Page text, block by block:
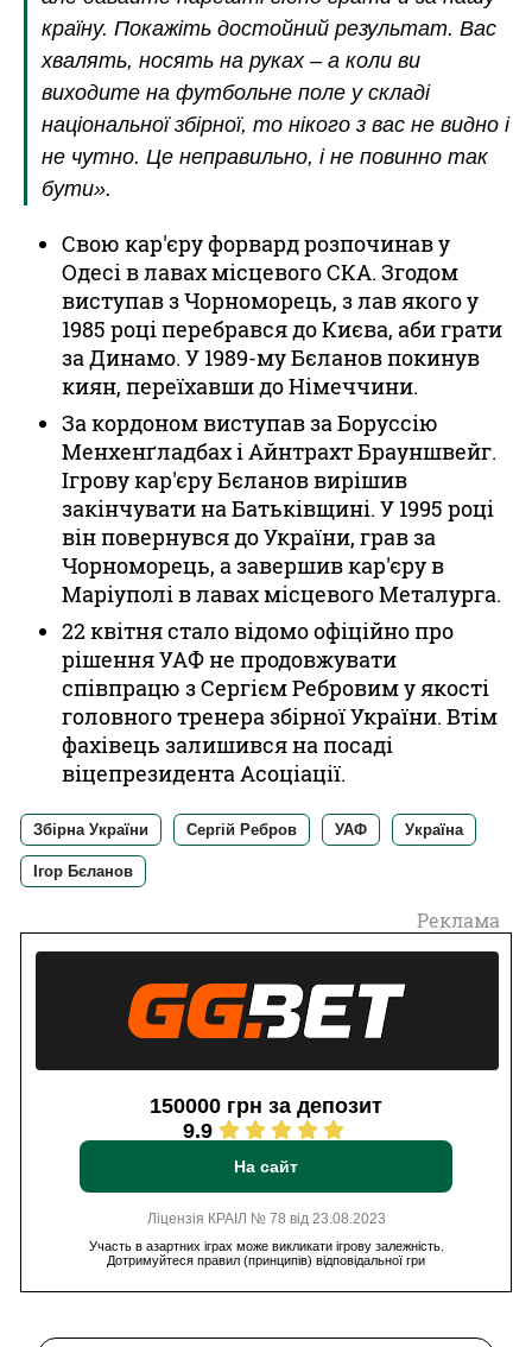
країну. Покажіть достойний результат. Вас
хвалять, носять на руках – а коли ви
виходите на футбольне поле у складі
національної збірної, то нікого з вас не видно і
не чутно. Це неправильно, і не повинно так
бути».
Свою кар'єру форвард розпочинав у
Одесі в лавах місцевого СКА. Згодом
виступав з Чорноморець, з лав якого у
1985 році перебрався до Києва, аби грати
за Динамо. У 1989-му Бєланов покинув
киян, переїхавши до Німеччини.
За кордоном виступав за Боруссію
Менхенґладбах і Айнтрахт Брауншвейг.
Ігрову кар'єру Бєланов вирішив
закінчувати на Батьківщині. У 1995 році
він повернувся до України, грав за
Чорноморець, а завершив кар'єру в
Маріуполі в лавах місцевого Металурга.
22 квітня стало відомо офіційно про
рішення УАФ не продовжувати
співпрацю з Сергієм Ребровим у якості
головного тренера збірної України. Втім
фахівець залишився на посаді
віцепрезидента Асоціації.
Збірна України Сергій Ребров УАФ Україна
Ігор Бєланов
Реклама
150000 грн за депозит
9.9
На сайт
Ліцензія КРАІЛ № 78 від 23.08.2023
Участь в азартних іграх може викликати ігрову залежність.
Дотримуйтеся правил (принципів) відповідальної гри